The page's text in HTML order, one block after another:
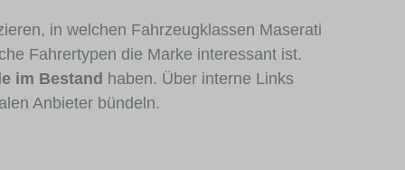
in welchen Fahrzeugklassen Maserati
Fahrertypen die Marke interessant ist.
im Bestand haben. Über interne Links
Anbieter bündeln.